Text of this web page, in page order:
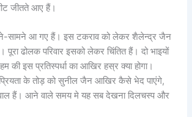
जीतते आए हैं।
सामने आ गए हैं। इस टकराव को लेकर शैलेन्द्र जैन
पूरा ढोलक परिवार इसको लेकर चिंतित हैं। दो भाइयों
की इस प्रतिस्पर्धा का आखिर हस्र क्या होगा।
के तोड़ को सुनील जैन आखिर कैसे भेद पाएंगे,
हैं। आने वाले समय मे यह सब देखना दिलचस्प और